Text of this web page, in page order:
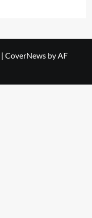
| CoverNews by AF